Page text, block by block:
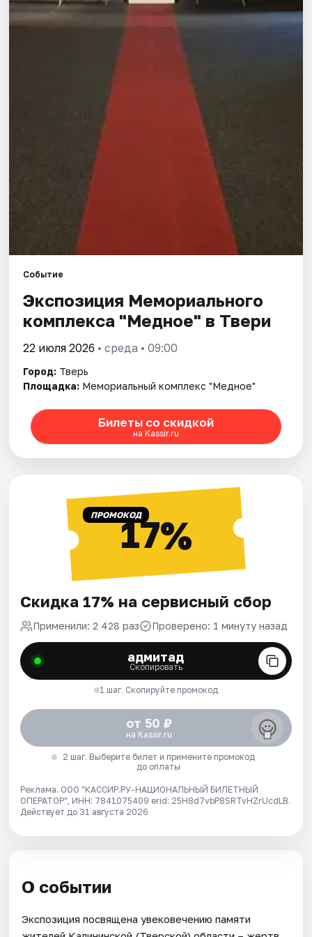
Событие
Экспозиция Мемориального
комплекса "Медное" в Твери
22 июля 2026 • среда • 09:00
Город: Тверь
Площадка: Мемориальный комплекс "Медное"
Билеты со скидкой
на Kassir.ru
ПРОМОКОД17%
Скидка 17% на сервисный сбор
Применили: 2 428 раз Проверено: 1 минуту назад
адмитад
Скопировать
1 шаг. Скопируйте промокод
от 50 ₽
на Kassir.ru
2 шаг. Выберите билет и примените промокод
до оплаты
Реклама. ООО "КАССИР.РУ-НАЦИОНАЛЬНЫЙ БИЛЕТНЫЙ
ОПЕРАТОР", ИНН: 7841075409 erid: 25H8d7vbP8SRTvHZrUcdLB.
Действует до 31 августа 2026
О событии
Экспозиция посвящена увековечению памяти